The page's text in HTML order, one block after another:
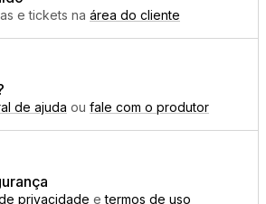
e tickets na área do cliente
de ajuda ou fale com o produtor
privacidade etermos de uso